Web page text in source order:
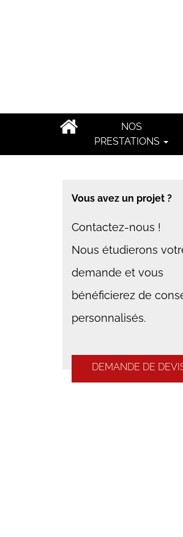
NOS
PRESTATIONS
Vous avez un projet ?
Contactez-nous !
Nous étudierons
demande et vous
bénéficierez de
personnalisés.
DEMANDE DE